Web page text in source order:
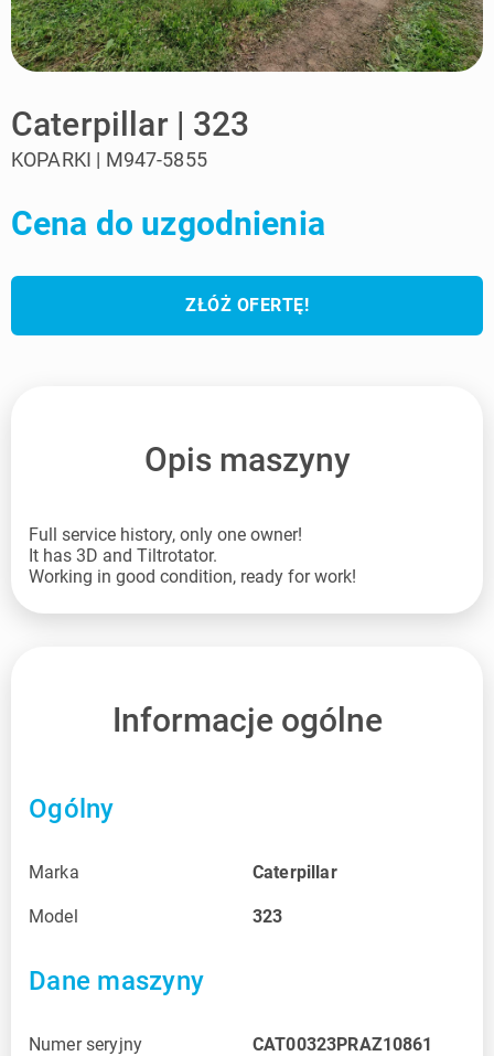
Caterpillar | 323
KOPARKI | M947-5855
Cena do uzgodnienia
ZŁÓŻ OFERTĘ!
Opis maszyny
Full service history, only one owner!
It has 3D and Tiltrotator.
Working in good condition, ready for work!
Informacje ogólne
Ogólny
Marka Caterpillar
Model 323
Dane maszyny
Numer seryjny CAT00323PRAZ10861